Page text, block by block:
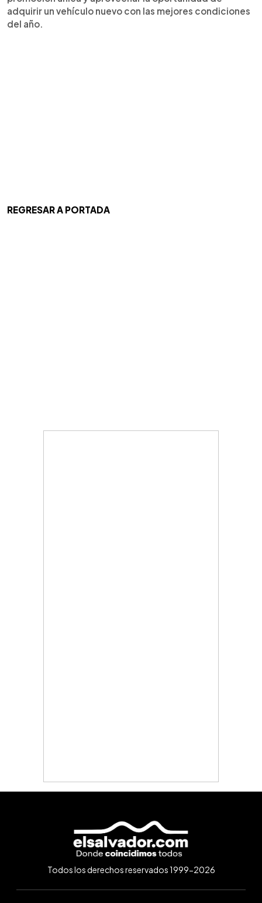
adquirir un vehículo nuevo con las mejores condiciones
del año.
REGRESAR A PORTADA
Todos los derechos reservados 1999-2026